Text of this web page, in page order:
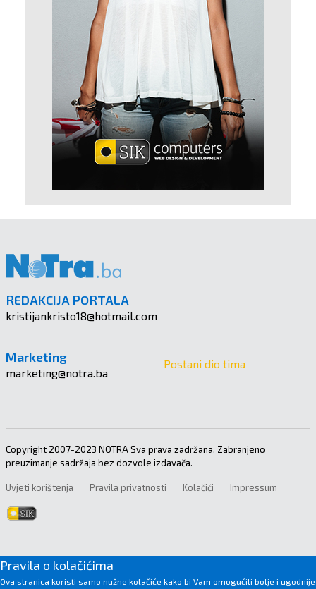
REDAKCIJA PORTALA
kristijankristo18@hotmail.com
Marketing
marketing@notra.ba
Postani dio tima
Copyright 2007-2023 NOTRA Sva prava zadržana. Zabranjeno
preuzimanje sadržaja bez dozvole izdavača.
Uvjeti korištenja Pravila privatnosti Kolačići Impressum
Pravila o kolačićima
Ova stranica koristi samo nužne kolačiće kako bi Vam omogućili bolje i ugodnije